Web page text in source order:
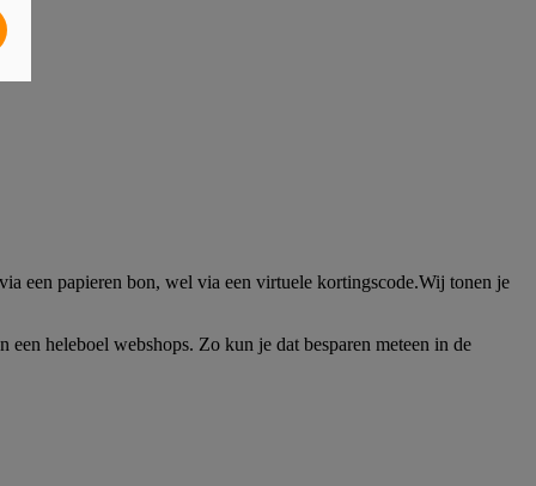
een papieren bon, wel via een virtuele kortingscode.Wij tonen je
heleboel webshops. Zo kun je dat besparen meteen in de